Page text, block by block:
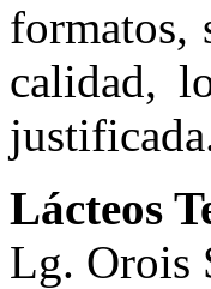
formatos,
calidad,
Lácteos
Lg. Orois